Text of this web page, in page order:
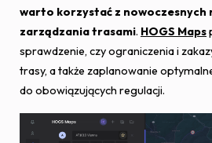
warto korzystać z nowoczesnych
zarządzania trasami. HOGS Maps
sprawdzenie, czy ograniczenia i
trasy, a także zaplanowanie
do obowiązujących regulacji.